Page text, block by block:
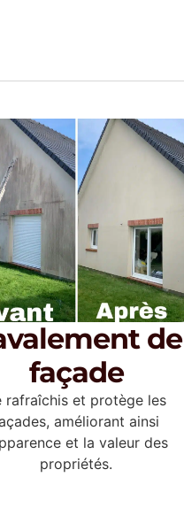
de
façade
rafraîchis et protège les
améliorant ainsi
et la valeur des
propriétés.